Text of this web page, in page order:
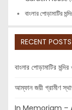
বাংলার পোড়ামাটির
RECENT POSTS
বাংলার পোড়ামাটির
আম্ফান জয়ী গ্রামীণ
In Memoriam –